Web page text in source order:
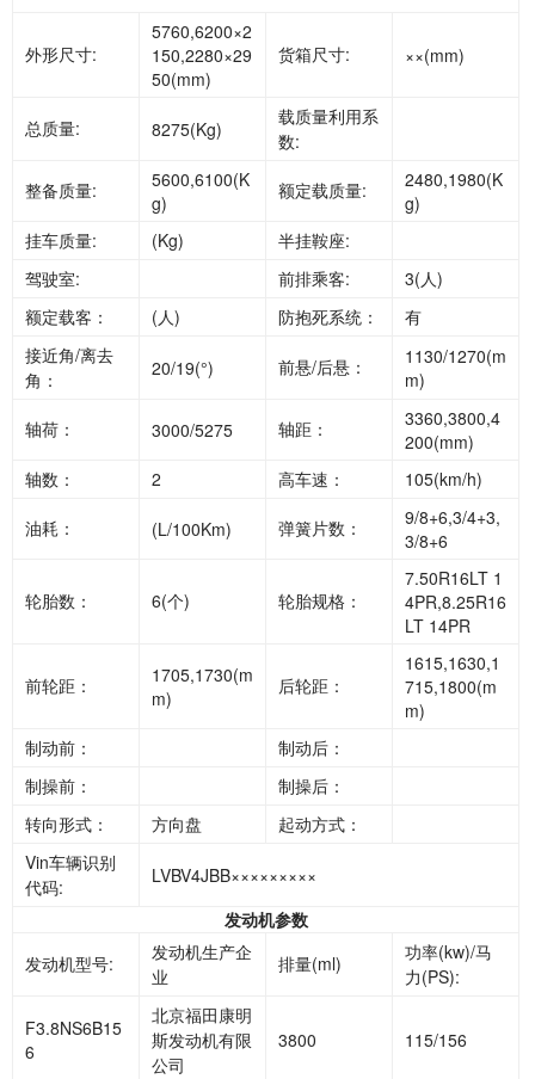
外形尺寸:
5760,6200×2
150,2280×29
50(mm)
货箱尺寸: ××(mm)
总质量: 8275(Kg)
载质量利用系
数:
整备质量:
5600,6100(K
g)
额定载质量:
2480,1980(K
g)
挂车质量:
(Kg)
半挂鞍座:
驾驶室:
前排乘客:
3(人)
额定载客：
(人) 防抱死系统：
有
接近角/离去
角：
20/19(°) 前悬/后悬：
1130/1270(m
m)
轴荷： 3000/5275 轴距：
3360,3800,4
200(mm)
轴数：
2 高车速： 105(km/h)
油耗： (L/100Km) 弹簧片数：
9/8+6,3/4+3,
3/8+6
轮胎数： 6(个) 轮胎规格：
7.50R16LT 1
4PR,8.25R16
LT 14PR
前轮距：
1705,1730(m
m)
后轮距：
1615,1630,1
715,1800(m
m)
制动前：
制动后：
制操前：
制操后：
转向形式：
方向盘
起动方式：
Vin车辆识别
代码:
LVBV4JBB×××××××××
发动机参数
发动机型号:
发动机生产企
业
排量(ml)
功率(kw)/马
力(PS):
F3.8NS6B15
6
北京福田康明
斯发动机有限
公司
3800 115/156